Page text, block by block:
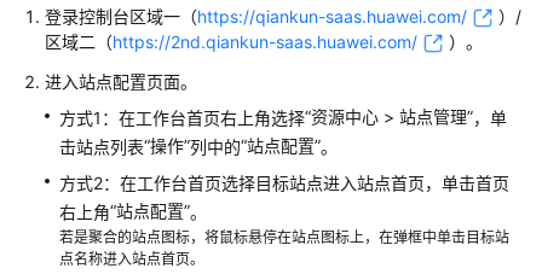
典
型
置
案
例
产
品
登录控制台区域一（https://qiankun-saas.huawei.com/
）/
区域二（https://2nd.qiankun-saas.huawei.com/ ） 。
进入站点配置页面。
方式1：在工作台首页右上角选择“资源中心 > 站点管理”，单
击站点列表“操作”列中的“站点配置”。
方式2：在工作台首页选择目标站点进入站点首页，单击首页
右上角“站点配置”。
若是聚合的站点图标，将鼠标悬停在站点图标上，在弹框中单击目标站
点名称进入站点首页。